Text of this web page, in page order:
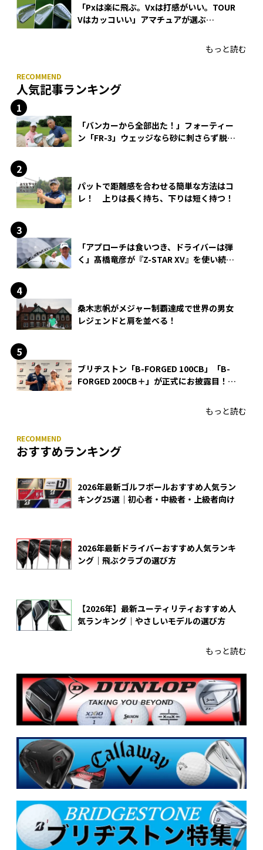
「Pxは楽に飛ぶ。Vxは打感がいい。TOUR
Vはカッコいい」アマチュアが選ぶ
もっと読む
人気記事ランキング
「バンカーから全部出た！」フォーティー
ン「FR-3」ウェッジなら砂に刺さらず脱出
パットで距離感を合わせる簡単な方法はコ
レ！ 上りは長く持ち、下りは短く持つ！
「アプローチは食いつき、ドライバーは弾
く」髙橋竜彦が『Z-STAR XV』を使い続け
桑木志帆がメジャー制覇達成で世界の男女
レジェンドと肩を並べる！
ブリヂストン「B-FORGED 100CB」「B-
FORGED 200CB＋」が正式にお披露目！
もっと読む
おすすめランキング
2026年最新ゴルフボールおすすめ人気ラン
キング25選｜初心者・中級者・上級者向け
2026年最新ドライバーおすすめ人気ランキ
ング｜飛ぶクラブの選び方
【2026年】最新ユーティリティおすすめ人
気ランキング｜やさしいモデルの選び方
もっと読む